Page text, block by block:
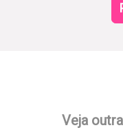
Veja